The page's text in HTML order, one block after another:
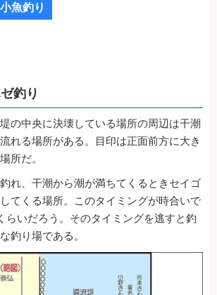
小魚釣り
釣り
の中央に決壊している場所の周辺は干潮
れる場所がある。目印は正面前方に大き
所だ。
れ、干潮から潮が満ちてくるときセイゴ
てくる場所。このタイミングが時合いで
らいだろう。そのタイミングを逃すと釣
釣り場である。